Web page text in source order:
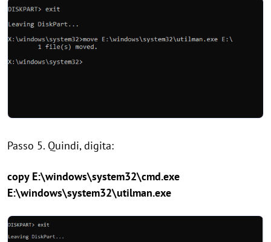
Passo 5. Quindi, digita:
copy E:\windows\system32\cmd.exe
E:\windows\system32\utilman.exe